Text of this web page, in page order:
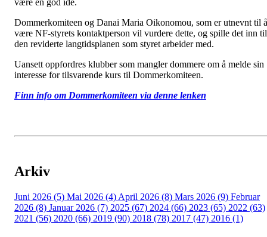
Dommerkomiteen og Danai Maria Oikonomou, som er utnevnt til å
være NF-styrets kontaktperson vil vurdere dette, og spille det inn til
den reviderte langtidsplanen som styret arbeider med.
Uansett oppfordres klubber som mangler dommere om å melde sin
interesse for tilsvarende kurs til Dommerkomiteen.
Finn info om Dommerkomiteen via denne lenken
Arkiv
Juni 2026 (5) Mai 2026 (4) April 2026 (8) Mars 2026 (9) Februar
2026 (8) Januar 2026 (7) 2025 (67) 2024 (66) 2023 (65) 2022 (63)
2021 (56) 2020 (66) 2019 (90) 2018 (78) 2017 (47) 2016 (1)